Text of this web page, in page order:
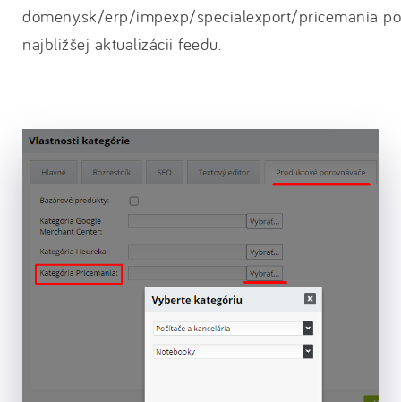
domeny.sk/erp/impexp/specialexport/pricemania po
najbližšej aktualizácii feedu.